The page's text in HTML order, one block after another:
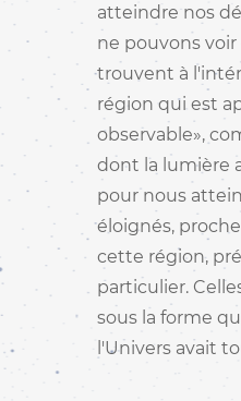
atteindre nos
ne pouvons
trouvent à
région qui est
observable»,
dont la lumière
pour nous
éloignés,
cette région,
particulier.
sous la forme
l'Univers avait